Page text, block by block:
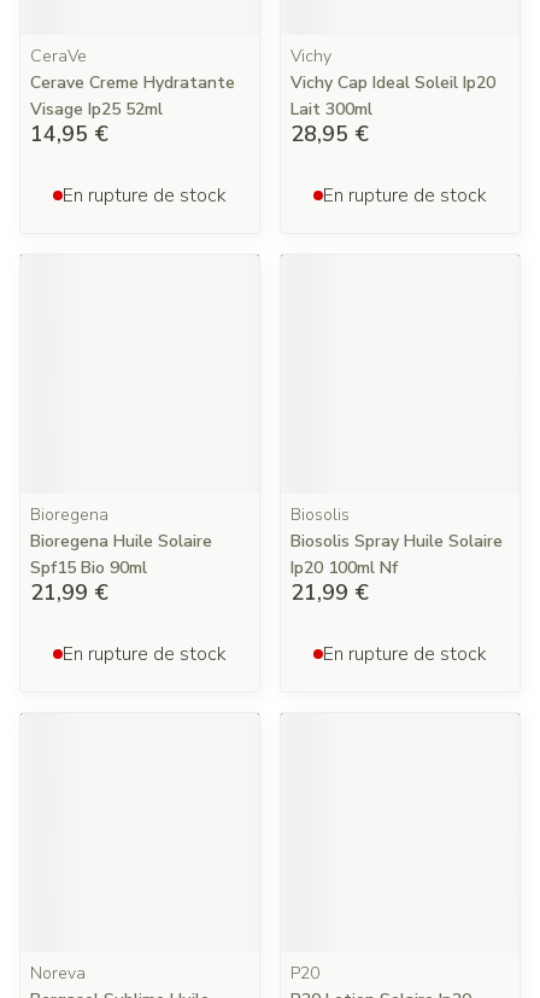
CeraVe
Cerave Creme Hydratante
Visage Ip25 52ml
14,95 €
En rupture de stock
Vichy
Vichy Cap Ideal Soleil Ip20
Lait 300ml
28,95 €
En rupture de stock
Bioregena
Bioregena Huile Solaire
Spf15 Bio 90ml
21,99 €
En rupture de stock
Biosolis
Biosolis Spray Huile Solaire
Ip20 100ml Nf
21,99 €
En rupture de stock
Noreva
P20